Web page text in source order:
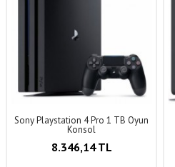
Sony Playstation 4 Pro 1 TB Oyun
Konsol
8.346,14 TL